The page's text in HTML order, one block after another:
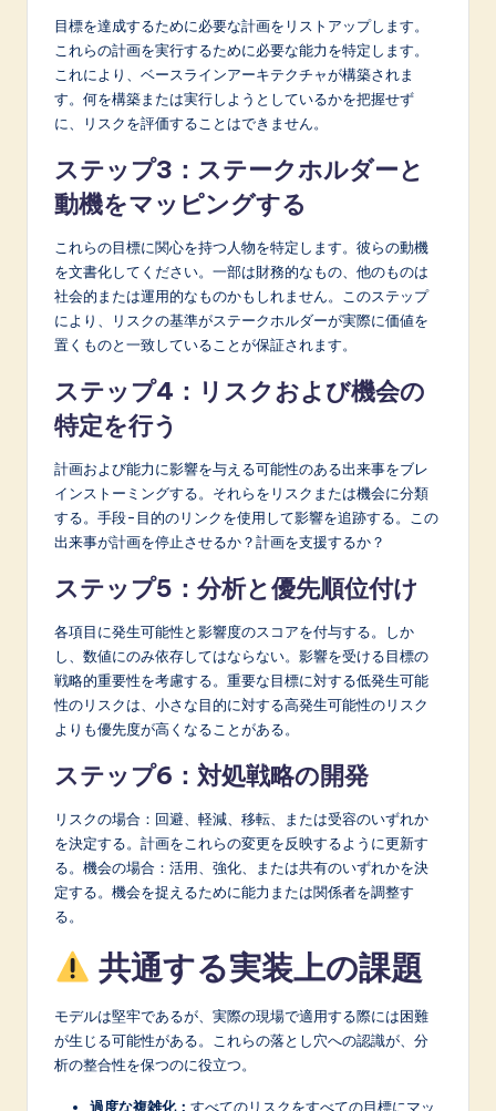
目標を達成するために必要な計画をリストアップします。
これらの計画を実行するために必要な能力を特定します。
これにより、ベースラインアーキテクチャが構築されま
す。何を構築または実行しようとしているかを把握せず
に、リスクを評価することはできません。
ステップ3：ステークホルダーと
動機をマッピングする
これらの目標に関心を持つ人物を特定します。彼らの動機
を文書化してください。一部は財務的なもの、他のものは
社会的または運用的なものかもしれません。このステップ
により、リスクの基準がステークホルダーが実際に価値を
置くものと一致していることが保証されます。
ステップ4：リスクおよび機会の
特定を行う
計画および能力に影響を与える可能性のある出来事をブレ
インストーミングする。それらをリスクまたは機会に分類
する。手段-目的のリンクを使用して影響を追跡する。この
出来事が計画を停止させるか？計画を支援するか？
ステップ5：分析と優先順位付け
各項目に発生可能性と影響度のスコアを付与する。しか
し、数値にのみ依存してはならない。影響を受ける目標の
戦略的重要性を考慮する。重要な目標に対する低発生可能
性のリスクは、小さな目的に対する高発生可能性のリスク
よりも優先度が高くなることがある。
ステップ6：対処戦略の開発
リスクの場合：回避、軽減、移転、または受容のいずれか
を決定する。計画をこれらの変更を反映するように更新す
る。機会の場合：活用、強化、または共有のいずれかを決
定する。機会を捉えるために能力または関係者を調整す
る。
共通する実装上の課題
モデルは堅牢であるが、実際の現場で適用する際には困難
が生じる可能性がある。これらの落とし穴への認識が、分
析の整合性を保つのに役立つ。
過度な複雑化： すべてのリスクをすべての目標にマッ